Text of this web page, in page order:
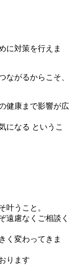
に対策を行えま
ながるからこそ、
健康まで影響が広
になる というこ
叶うこと。
遠慮なくご相談く
く変わってきま
ります